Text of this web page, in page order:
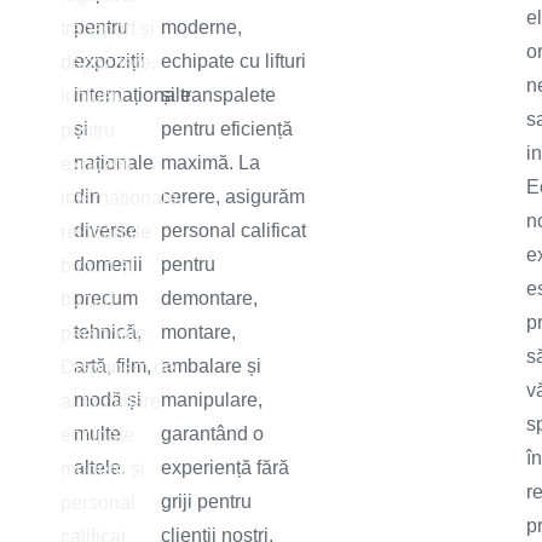
transport și
depozitare,
inclusiv
pentru
expoziții
internaționale,
relocări de
birouri și
bunuri
personale.
Dispunem de
autoutilitare
echipate
modern și
pentru
expoziții
internaționale
și
naționale
din
diverse
domenii
precum
tehnică,
artă, film,
modă și
multe
altele.
moderne,
echipate cu lifturi
și transpalete
pentru eficiență
maximă. La
cerere, asigurăm
personal calificat
pentru
demontare,
montare,
ambalare și
manipulare,
garantând o
experiență fără
griji pentru
clienții noștri.
în